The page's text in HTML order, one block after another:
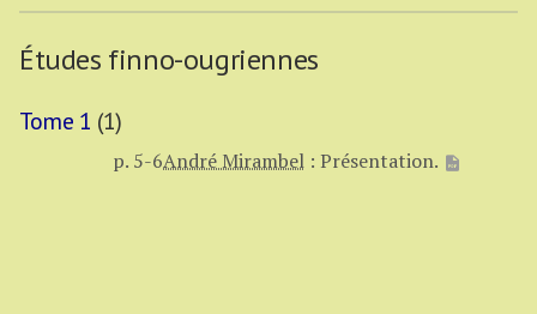
Études finno-ougriennes
Tome 1 (1)
p. 5-6André Mirambel : Présentation.